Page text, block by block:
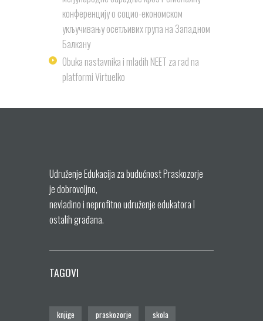
конференцију о социо-економском
укључивању осетљивих група на Западном
Балкану
Obuka nastavnika i mladih NEET za rad na
platformi Virtuelko
Udruženje Edukacija za budućnost Praskozorje
je dobrovoljno,
nevladino i neprofitno udruženje edukatora I
ostalih građana.
TAGOVI
knjige praskozorje skola